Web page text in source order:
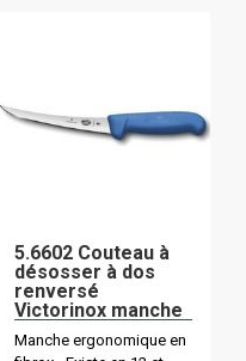
5.6602 Couteau à
désosser à dos
renversé
Victorinox manche
bleu
Manche ergonomique en